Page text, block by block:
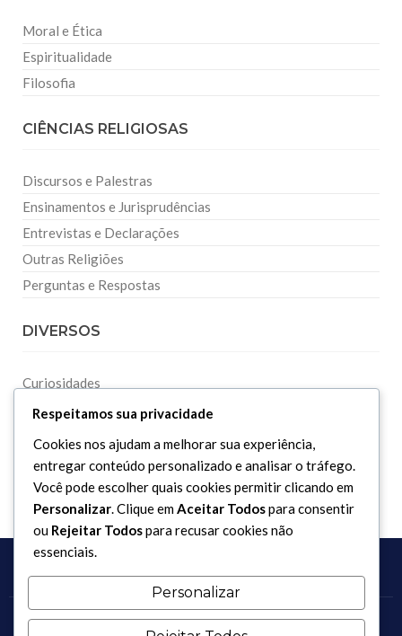
Moral e Ética
Espiritualidade
Filosofia
CIÊNCIAS RELIGIOSAS
Discursos e Palestras
Ensinamentos e Jurisprudências
Entrevistas e Declarações
Outras Religiões
Perguntas e Respostas
DIVERSOS
Curiosidades
Dicionário Islâmico
Copyright 2017 - 2026 / Todos os direitos reservados.
Respeitamos sua privacidade
Cookies nos ajudam a melhorar sua experiência,
entregar conteúdo personalizado e analisar o tráfego.
Você pode escolher quais cookies permitir clicando em
Personalizar. Clique emAceitar Todospara consentir
ou Rejeitar Todospara recusar cookies não
essenciais.
Personalizar